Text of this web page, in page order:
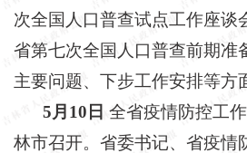
次全国人口普查试点工作座谈
省第七次全国人口普查前期准
主要问题、下步工作安排等方
5月10日 全省疫情防控工
林市召开。省委书记、省疫情